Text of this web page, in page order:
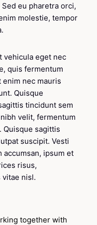
eu pharetra orci,
molestie, tempor
vehicula eget nec
quis fermentum
enim nec mauris
Quisque
tincidunt sem
velit, fermentum
Quisque sagittis
suscipit. Vesti
accumsan, ipsum et
risus,
nisl.
together with